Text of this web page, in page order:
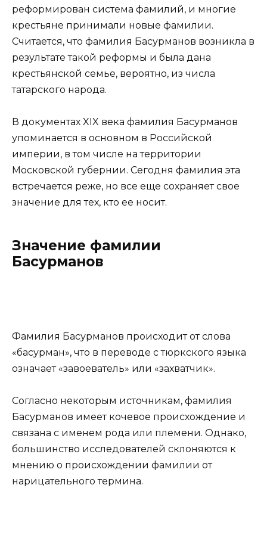
реформирован система фамилий, и многие
крестьяне принимали новые фамилии.
Считается, что фамилия Басурманов возникла в
результате такой реформы и была дана
крестьянской семье, вероятно, из числа
татарского народа.
В документах XIX века фамилия Басурманов
упоминается в основном в Российской
империи, в том числе на территории
Московской губернии. Сегодня фамилия эта
встречается реже, но все еще сохраняет свое
значение для тех, кто ее носит.
Значение фамилии
Басурманов
Фамилия Басурманов происходит от слова
«басурман», что в переводе с тюркского языка
означает «завоеватель» или «захватчик».
Согласно некоторым источникам, фамилия
Басурманов имеет кочевое происхождение и
связана с именем рода или племени. Однако,
большинство исследователей склоняются к
мнению о происхождении фамилии от
нарицательного термина.